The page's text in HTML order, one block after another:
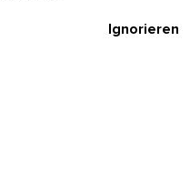
Ignorieren